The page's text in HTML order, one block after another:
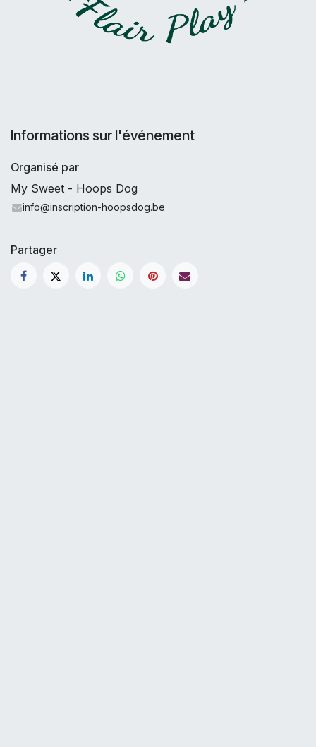
Informations sur l'événement
Organisé par
My Sweet - Hoops Dog
info@inscription-hoopsdog.be
Partager